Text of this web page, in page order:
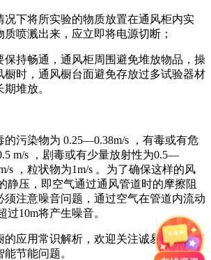
况下将所实验的物质放置在通风柜内实
喷溅出来，应立即将电源切断；
保持畅通，通风柜周围避免堆放物品，操
橱时，通风橱台面避免存放过多试验器材
堆放。
污染物为 0.25—0.38m/s ，有毒或有危
m/s ，剧毒或有少量放射性为0.5—
s ，粒状物为1m/s 。为了确保这样的风
静压，即空气通过通风管道时的摩擦阻
须注意噪音问题，通过空气在管道内流动
10m将产生噪音。
的应用常识解析，欢迎关注诚易智能，了
节能问题。